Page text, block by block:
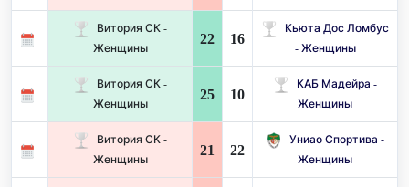
Витория СК -
Женщины
22 16
Кьюта Дос Ломбус
- Женщины
Витория СК -
Женщины
25 10
КАБ Мадейра -
Женщины
Витория СК -
Женщины
21 22
Униао Спортива -
Женщины